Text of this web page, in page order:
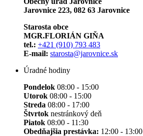
Jarovnice 223, 082 63 Jarovnice
Starosta obce
MGR.FLORIÁN GIŇA
tel.: +421 (910) 793 483
E-mail: starosta@jarovnice.sk
Úradné hodiny
Pondelok 08:00 - 15:00
Utorok 08:00 - 15:00
Streda 08:00 - 17:00
Štvrtok nestránkový deň
Piatok 08:00 - 11:30
Obedňajšia prestávka: 12:00 - 13:00